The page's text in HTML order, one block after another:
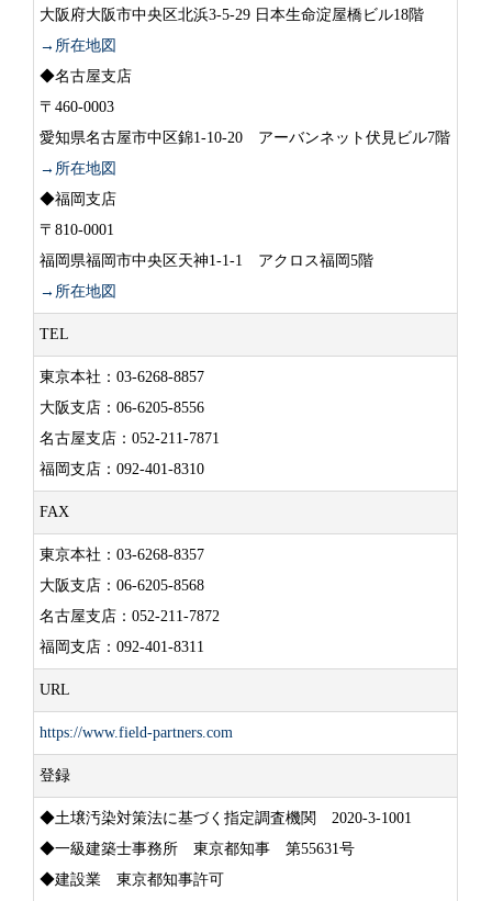
大阪府大阪市中央区北浜3-5-29 日本生命淀屋橋ビル18階
→所在地図
◆名古屋支店
〒460-0003
愛知県名古屋市中区錦1-10-20 アーバンネット伏見ビル7階
→所在地図
◆福岡支店
〒810-0001
福岡県福岡市中央区天神1-1-1 アクロス福岡5階
→所在地図
TEL
東京本社：03-6268-8857
大阪支店：06-6205-8556
名古屋支店：052-211-7871
福岡支店：092-401-8310
FAX
東京本社：03-6268-8357
大阪支店：06-6205-8568
名古屋支店：052-211-7872
福岡支店：092-401-8311
URL
https://www.field-partners.com
登録
◆土壌汚染対策法に基づく指定調査機関 2020-3-1001
◆一級建築士事務所 東京都知事 第55631号
◆建設業 東京都知事許可